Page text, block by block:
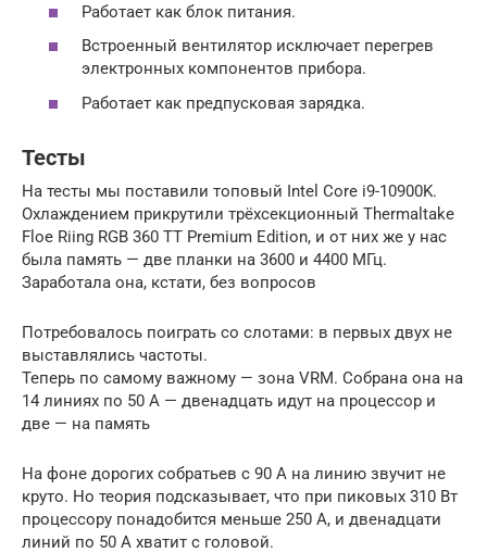
Работает как блок питания.
Встроенный вентилятор исключает перегрев
электронных компонентов прибора.
Работает как предпусковая зарядка.
Тесты
На тесты мы поставили топовый Intel Core i9-10900K.
Охлаждением прикрутили трёхсекционный Thermaltake
Floe Riing RGB 360 TT Premium Edition, и от них же у нас
была память — две планки на 3600 и 4400 МГц.
Заработала она, кстати, без вопросов
Потребовалось поиграть со слотами: в первых двух не
выставлялись частоты.
Теперь по самому важному — зона VRM. Собрана она на
14 линиях по 50 А — двенадцать идут на процессор и
две — на память
На фоне дорогих собратьев с 90 А на линию звучит не
круто. Но теория подсказывает, что при пиковых 310 Вт
процессору понадобится меньше 250 А, и двенадцати
линий по 50 А хватит с головой.